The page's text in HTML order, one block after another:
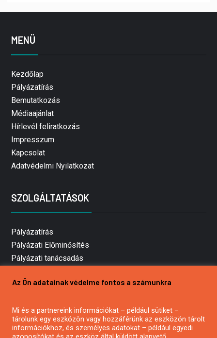
MENÜ
Kezdőlap
Pályázatírás
Bemutatkozás
Médiaajánlat
Hírlevél feliratkozás
Impresszum
Kapcsolat
Adatvédelmi Nyilatkozat
SZOLGÁLTATÁSOK
Pályázatírás
Pályázati Előminősítés
Pályázati tanácsadás
Mezőgazdasági pályázatírás
Pályázatírás civil szervezeteknek
Pályázatírás önkormányzatoknak
Az Ön adatainak védelme fontos a számunkra
Mi és a partnereink információkat – például sütiket –
tárolunk egy eszközön vagy hozzáférünk az eszközön tárolt
információkhoz, és személyes adatokat – például egyedi